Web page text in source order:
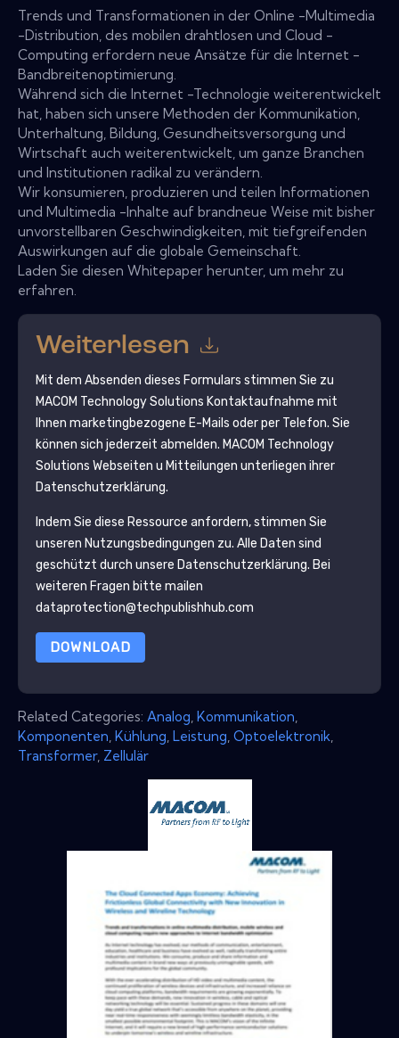
Trends und Transformationen in der Online -Multimedia
-Distribution, des mobilen drahtlosen und Cloud -
Computing erfordern neue Ansätze für die Internet -
Bandbreitenoptimierung.
Während sich die Internet -Technologie weiterentwickelt
hat, haben sich unsere Methoden der Kommunikation,
Unterhaltung, Bildung, Gesundheitsversorgung und
Wirtschaft auch weiterentwickelt, um ganze Branchen
und Institutionen radikal zu verändern.
Wir konsumieren, produzieren und teilen Informationen
und Multimedia -Inhalte auf brandneue Weise mit bisher
unvorstellbaren Geschwindigkeiten, mit tiefgreifenden
Auswirkungen auf die globale Gemeinschaft.
Laden Sie diesen Whitepaper herunter, um mehr zu
erfahren.
Weiterlesen
Mit dem Absenden dieses Formulars stimmen Sie zu
MACOM Technology Solutions Kontaktaufnahme mit
Ihnen marketingbezogene E-Mails oder per Telefon. Sie
können sich jederzeit abmelden. MACOM Technology
Solutions Webseiten u Mitteilungen unterliegen ihrer
Datenschutzerklärung.
Indem Sie diese Ressource anfordern, stimmen Sie
unseren Nutzungsbedingungen zu. Alle Daten sind
geschützt durch unsere Datenschutzerklärung. Bei
weiteren Fragen bitte mailen
dataprotection@techpublishhub.com
DOWNLOAD
Related Categories: Analog Kommunikation
Komponenten Kühlung Leistung Optoelektronik
Transformer, Zellulär